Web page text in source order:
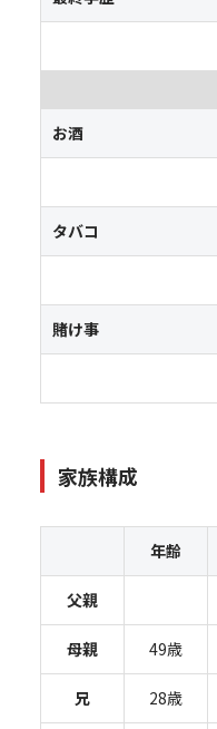
お酒
タバコ
賭け事
家族構成
年齢
父親
母親 49歳
兄 28歳